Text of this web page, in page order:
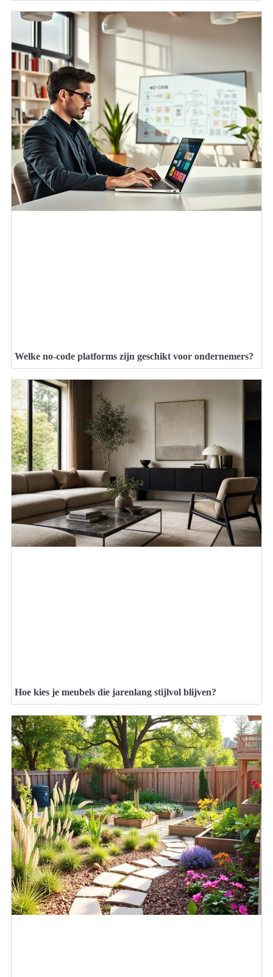
Welke no-code platforms zijn geschikt voor ondernemers?
Hoe kies je meubels die jarenlang stijlvol blijven?